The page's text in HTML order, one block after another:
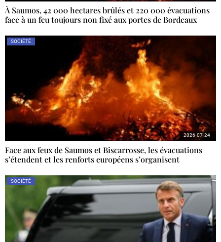
À Saumos, 42 000 hectares brûlés et 220 000 évacuations
face à un feu toujours non fixé aux portes de Bordeaux
SOCIÉTÉ
Face aux feux de Saumos et Biscarrosse, les évacuations
s’étendent et les renforts européens s’organisent
2026-07-24
SOCIÉTÉ